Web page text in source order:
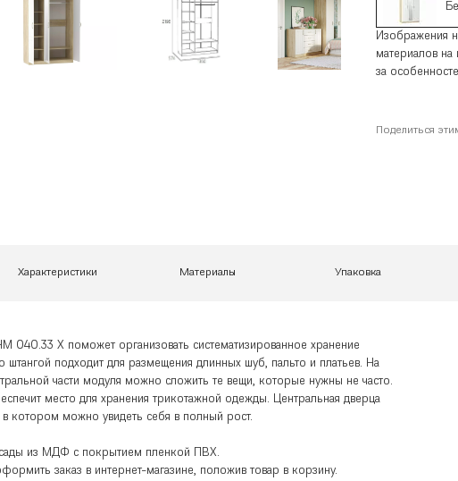
Изображения
материалов на
за
Поделиться
Характеристики Материалы Упаковка
040.33 X поможет организовать систематизированное хранение
штангой подходит для размещения длинных шуб, пальто и платьев. На
части модуля можно сложить те вещи, которые нужны не часто.
место для хранения трикотажной одежды. Центральная дверца
котором можно увидеть себя в полный рост.
из МДФ с покрытием пленкой ПВХ.
заказ в интернет-магазине, положив товар в корзину.